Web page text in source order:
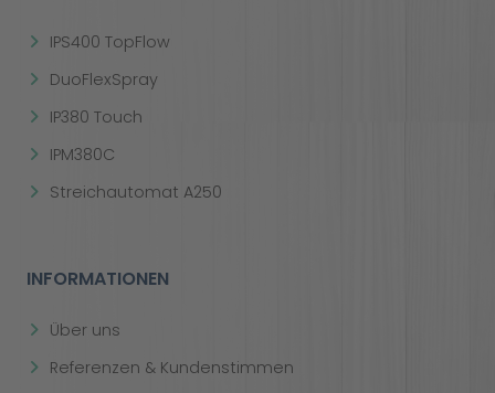
IPS400 TopFlow
DuoFlexSpray
IP380 Touch
IPM380C
Streichautomat A250
INFORMATIONEN
Über uns
Referenzen & Kundenstimmen